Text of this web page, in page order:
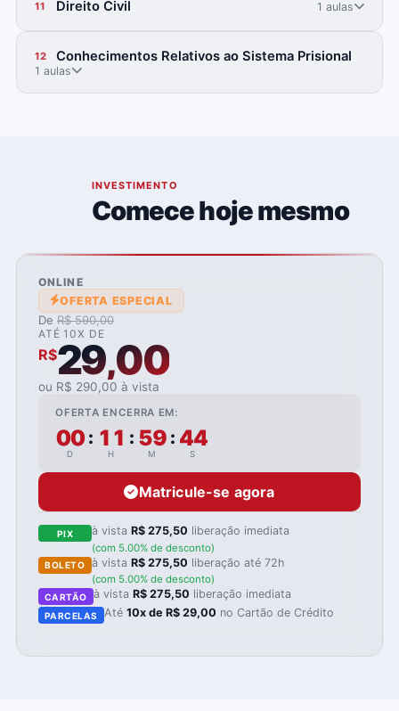
11 Direito Civil 1 aulas
12 Conhecimentos Relativos ao Sistema Prisional
1 aulas
INVESTIMENTO
Comece hoje mesmo
ONLINE
OFERTA ESPECIAL
De R$ 590,00
ATÉ 10X DE
R$29,00
ou R$ 290,00 à vista
OFERTA ENCERRA EM:
00
D
: 11
H
: 59
M
: 43
S
Matricule-se agora
PIX à vistaR$ 275,50 liberação imediata
(com 5.00% de desconto)
BOLETO à vistaR$ 275,50 liberação até 72h
(com 5.00% de desconto)
CARTÃO à vista R$ 275,50 liberação imediata
PARCELAS Até10x de R$ 29,00 no Cartão de Crédito